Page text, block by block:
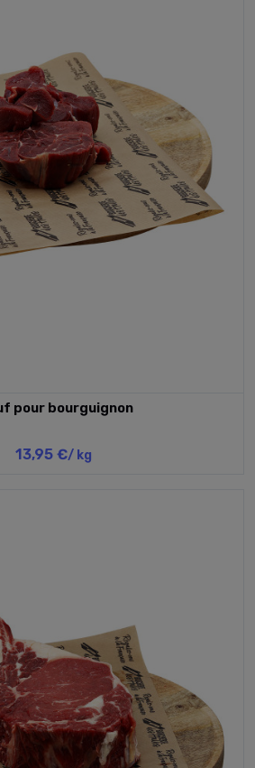
pour bourguignon
13,95 €/ kg